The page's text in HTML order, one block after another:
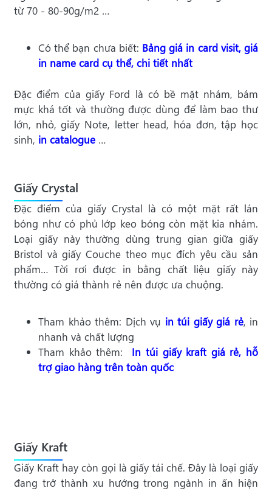
từ 70 - 80-90g/m2 …
Có thể bạn chưa biết: Bảng giá in card visit, giá
in name card cụ thể, chi tiết nhất
Đặc điểm của giấy Ford là có bề mặt nhám, bám
mực khá tốt và thường được dùng để làm bao thư
lớn, nhỏ, giấy Note, letter head, hóa đơn, tập học
sinh, in catalogue …
Giấy Crystal
Đặc điểm của giấy Crystal là có một mặt rất lán
bóng như có phủ lớp keo bóng còn mặt kia nhám.
Loại giấy này thường dùng trung gian giữa giấy
Bristol và giấy Couche theo mục đích yêu cầu sản
phẩm… Tời rơi được in bằng chất liệu giấy này
thường có giá thành rẻ nên được ưa chuộng.
Tham khảo thêm: Dịch vụ in túi giấy giá rẻ, in
nhanh và chất lượng
Tham khảo thêm: In túi giấy kraft giá rẻ, hỗ
trợ giao hàng trên toàn quốc
Giấy Kraft
Giấy Kraft hay còn gọi là giấy tái chế. Đây là loại giấy
đang trở thành xu hướng trong ngành in ấn hiện